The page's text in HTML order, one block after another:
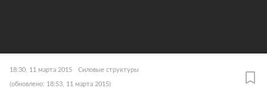
18:30, 11 марта 2015 Силовые структуры
(обновлено: 18:53, 11 марта 2015)